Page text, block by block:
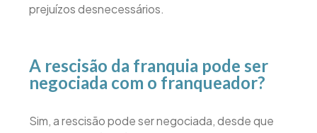
prejuízos desnecessários.
A rescisão da franquia pode ser
negociada com o franqueador?
Sim, a rescisão pode ser negociada, desde que